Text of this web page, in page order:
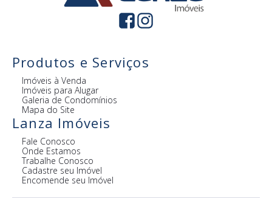
Produtos e Serviços
Imóveis à Venda
Imóveis para Alugar
Galeria de Condomínios
Mapa do Site
Lanza Imóveis
Fale Conosco
Onde Estamos
Trabalhe Conosco
Cadastre seu Imóvel
Encomende seu Imóvel